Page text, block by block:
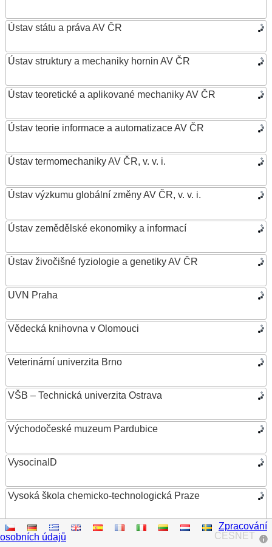
Ústav státu a práva AV ČR
Ústav struktury a mechaniky hornin AV ČR
Ústav teoretické a aplikované mechaniky AV ČR
Ústav teorie informace a automatizace AV ČR
Ústav termomechaniky AV ČR, v. v. i.
Ústav výzkumu globální změny AV ČR, v. v. i.
Ústav zemědělské ekonomiky a informací
Ústav živočišné fyziologie a genetiky AV ČR
UVN Praha
Vědecká knihovna v Olomouci
Veterinární univerzita Brno
VŠB – Technická univerzita Ostrava
Východočeské muzeum Pardubice
VysocinaID
Vysoká škola chemicko-technologická Praze
Vysoká škola ekonomická v Praze
CESNET
Zpracování
osobních údajů